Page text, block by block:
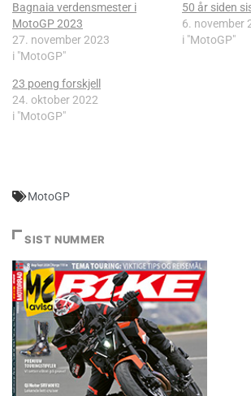
Bagnaia verdensmester i
MotoGP 2023
27. november 2023
i "MotoGP"
50 år siden
6. november
i "MotoGP"
23 poeng forskjell
24. oktober 2022
i "MotoGP"
MotoGP
SIST NUMMER